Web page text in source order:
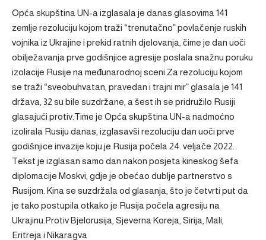
Opća skupština UN-a izglasala je danas glasovima 141
zemlje rezoluciju kojom traži “trenutačno” povlačenje ruskih
vojnika iz Ukrajine i prekid ratnih djelovanja, čime je dan uoči
obilježavanja prve godišnjice agresije poslala snažnu poruku
izolacije Rusije na međunarodnoj sceni.Za rezoluciju kojom
se traži “sveobuhvatan, pravedan i trajni mir” glasala je 141
država, 32 su bile suzdržane, a šest ih se pridružilo Rusiji
glasajući protiv.Time je Opća skupština UN-a nadmoćno
izolirala Rusiju danas, izglasavši rezoluciju dan uoči prve
godišnjice invazije koju je Rusija počela 24. veljače 2022.
Tekst je izglasan samo dan nakon posjeta kineskog šefa
diplomacije Moskvi, gdje je obećao dublje partnerstvo s
Rusijom. Kina se suzdržala od glasanja, što je četvrti put da
je tako postupila otkako je Rusija počela agresiju na
Ukrajinu.Protiv Bjelorusija, Sjeverna Koreja, Sirija, Mali,
Eritreja i Nikaragva